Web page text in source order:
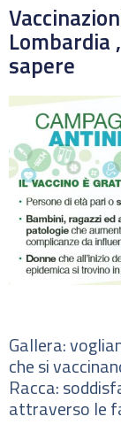
Lombardia
sapere
Gallera:
che si
Racca:
attraverso le